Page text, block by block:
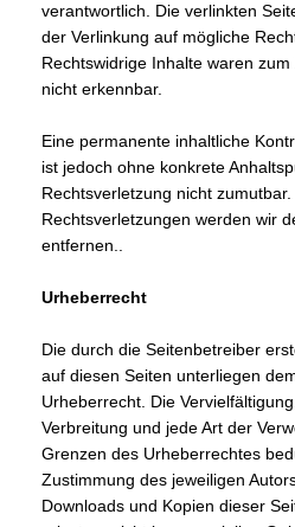
verantwortlich. Die verlinkten
der Verlinkung auf mögliche
Rechtswidrige Inhalte waren
nicht erkennbar.
Eine permanente inhaltliche
ist jedoch ohne konkrete
Rechtsverletzung nicht
Rechtsverletzungen werden wir
entfernen..
Urheberrecht
Die durch die Seitenbetreiber
auf diesen Seiten unterliegen
Urheberrecht. Die
Verbreitung und jede Art der
Grenzen des Urheberrechtes
Zustimmung des jeweiligen
Downloads und Kopien dieser